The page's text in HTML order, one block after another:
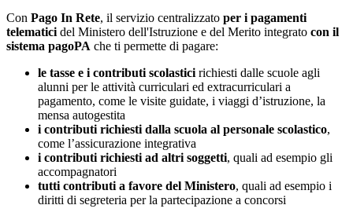
Con Pago In Rete, il servizio centralizzato per i pagamenti
telematici del Ministero dell'Istruzione e del Merito integrato con il
sistema pagoPA che ti permette di pagare:
le tasse e i contributi scolastici richiesti dalle scuole agli
alunni per le attività curriculari ed extracurriculari a
pagamento, come le visite guidate, i viaggi d’istruzione, la
mensa autogestita
i contributi richiesti dalla scuola al personale scolastico,
come l’assicurazione integrativa
i contributi richiesti ad altri soggetti, quali ad esempio gli
accompagnatori
tutti contributi a favore del Ministero, quali ad esempio i
diritti di segreteria per la partecipazione a concorsi